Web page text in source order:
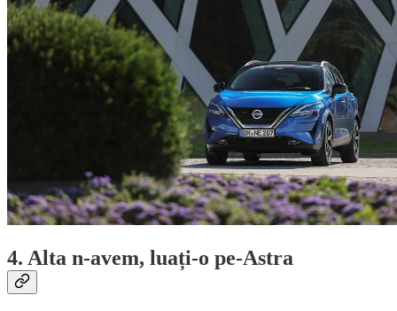
4. Alta n-avem, luați-o pe-Astra